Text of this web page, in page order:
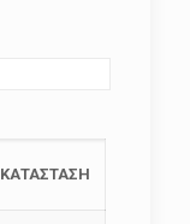
ΚΑΤΑΣΤΑΣΗ